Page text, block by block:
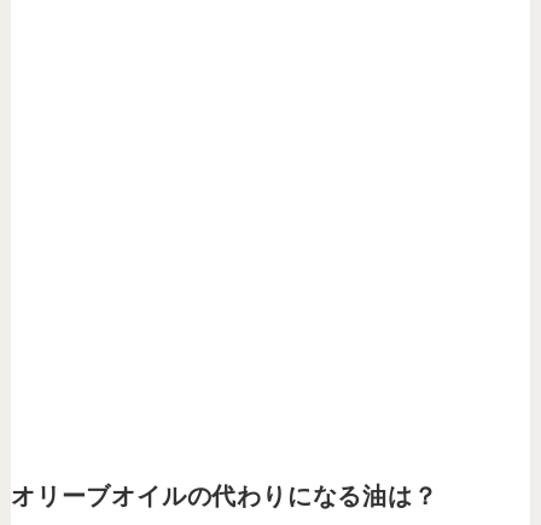
オリーブオイルの代わりになる油は？